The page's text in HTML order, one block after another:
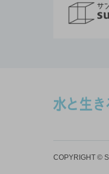
COPYRIGHT ©